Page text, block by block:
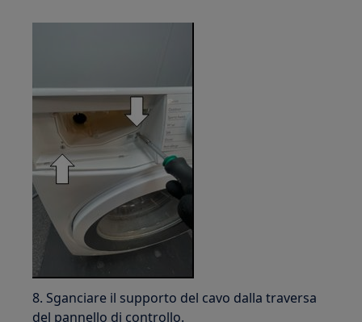
8. Sganciare il supporto del cavo dalla traversa
del pannello di controllo.